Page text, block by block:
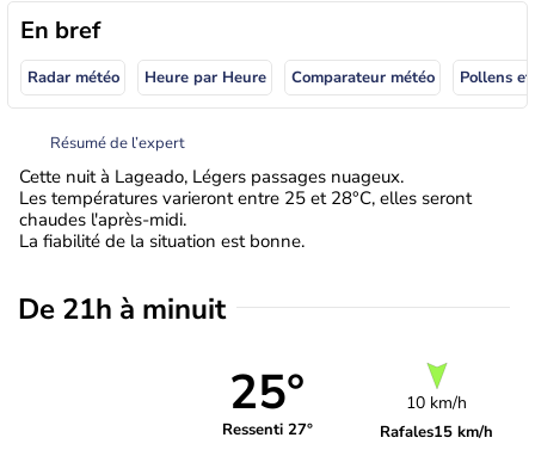
En bref
Radar météo Heure par Heure Comparateur météo Pollens
Résumé de l’expert
Cette nuit à Lageado, Légers passages nuageux.
Les températures varieront entre 25 et 28°C, elles seront
chaudes l'après-midi.
La fiabilité de la situation est bonne.
De 21h à minuit
25°
Ressenti 27°
10 km/h
Rafales15 km/h